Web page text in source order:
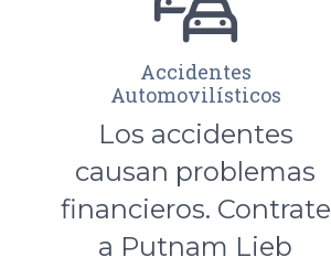
Accidentes
Automovilísticos
Los accidentes
causan problemas
financieros. Contrate
a Putnam Lieb